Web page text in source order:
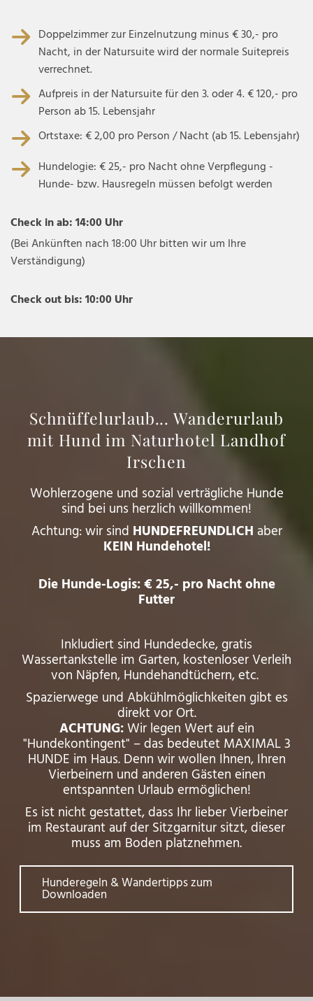
Doppelzimmer zur Einzelnutzung minus € 30,- pro
Nacht, in der Natursuite wird der normale Suitepreis
verrechnet.
Aufpreis in der Natursuite für den 3. oder 4. € 120,- pro
Person ab 15. Lebensjahr
Ortstaxe: € 2,00 pro Person / Nacht (ab 15. Lebensjahr)
Hundelogie: € 25,- pro Nacht ohne Verpflegung -
Hunde- bzw. Hausregeln müssen befolgt werden
Check in ab: 14:00 Uhr
(Bei Ankünften nach 18:00 Uhr bitten wir um Ihre
Verständigung)
Check out bis: 10:00 Uhr
Schnüffelurlaub... Wanderurlaub
mit Hund im Naturhotel Landhof
Irschen
Wohlerzogene und sozial verträgliche Hunde
sind bei uns herzlich willkommen!
Achtung: wir sind HUNDEFREUNDLICH aber
KEIN Hundehotel!
Die Hunde-Logis:€ 25,- pro Nacht ohne
Futter
Inkludiert sind Hundedecke, gratis
Wassertankstelle im Garten, kostenloser Verleih
von Näpfen, Hundehandtüchern, etc.
Spazierwege und Abkühlmöglichkeiten gibt es
direkt vor Ort.
ACHTUNG:Wir legen Wert auf ein
"Hundekontingent" – das bedeutet MAXIMAL 3
HUNDE im Haus. Denn wir wollen Ihnen, Ihren
Vierbeinern und anderen Gästen einen
entspannten Urlaub ermöglichen!
Es ist nicht gestattet, dass Ihr lieber Vierbeiner
im Restaurant auf der Sitzgarnitur sitzt, dieser
muss am Boden platznehmen.
Hunderegeln & Wandertipps zum
Downloaden